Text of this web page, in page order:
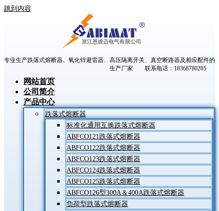
跳到内容
专业生产跌落式熔断器、氧化锌避雷器、高压隔离开关、真空断路器及相应配件的
生产厂家 联系电话：18368780285
网站首页
公司简介
产品中心
跌落式熔断器
标准化通用互换跌落式熔断器
ABFCO121跌落式熔断器
ABFCO122跌落式熔断器
ABFCO123跌落式熔断器
ABFCO124跌落式熔断器
ABFCO125跌落式熔断器
ABFCO126型300A＆400A跌落式熔断器
负荷型跌落式熔断器